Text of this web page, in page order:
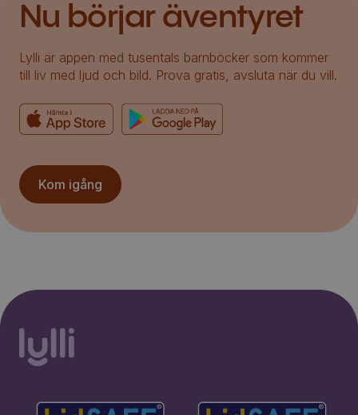
Nu börjar äventyret
Lylli är appen med tusentals barnböcker som kommer
till liv med ljud och bild. Prova gratis, avsluta när du vill.
Kom igång